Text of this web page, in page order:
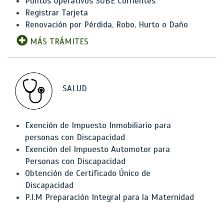
Registrar Tarjeta
Renovación por Pérdida, Robo, Hurto o Daño
MÁS TRÁMITES
SALUD
Exención de Impuesto Inmobiliario para
personas con Discapacidad
Exención del Impuesto Automotor para
Personas con Discapacidad
Obtención de Certificado Único de
Discapacidad
P.I.M Preparación Integral para la Maternidad